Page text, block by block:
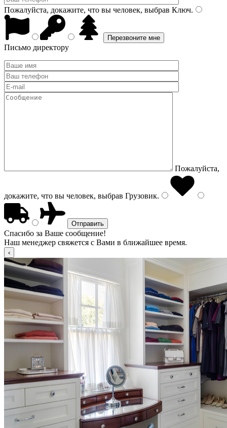
Пожалуйста, докажите, что вы человек, выбрав Ключ.
Письмо директору
Пожалуйста,
докажите, что вы человек, выбрав Грузовик.
Спасибо за Ваше сообщение!
Наш менеджер свяжется с Вами в ближайшее время.